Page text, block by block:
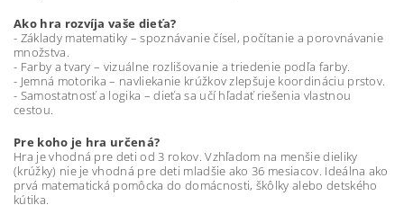
Ako hra rozvíja vaše dieťa?
- Základy matematiky – spoznávanie čísel, počítanie a porovnávanie
množstva.
- Farby a tvary – vizuálne rozlišovanie a triedenie podľa farby.
- Jemná motorika – navliekanie krúžkov zlepšuje koordináciu prstov.
- Samostatnosť a logika – dieťa sa učí hľadať riešenia vlastnou
cestou.
Pre koho je hra určená?
Hra je vhodná pre deti od 3 rokov. Vzhľadom na menšie dieliky
(krúžky) nie je vhodná pre deti mladšie ako 36 mesiacov. Ideálna ako
prvá matematická pomôcka do domácnosti, škôlky alebo detského
kútika.